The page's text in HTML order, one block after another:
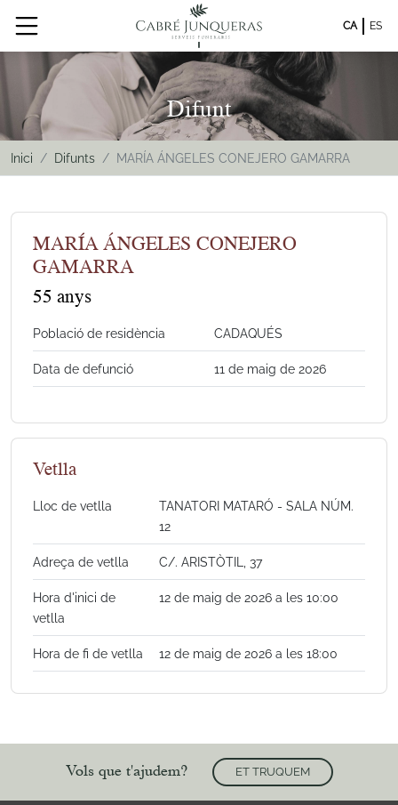
CA ES
Difunt
Inici Difunts MARÍA ÁNGELES CONEJERO GAMARRA
MARÍA ÁNGELES CONEJERO
GAMARRA
55 anys
Població de residència CADAQUÉS
Data de defunció 11 de maig de 2026
Vetlla
Lloc de vetlla
TANATORI MATARÓ - SALA NÚM.
12
Adreça de vetlla C/. ARISTÒTIL, 37
Hora d'inici de
vetlla
12 de maig de 2026 a les 10:00
Hora de fi de vetlla 12 de maig de 2026 a les 18:00
Vols que t'ajudem? ET TRUQUEM